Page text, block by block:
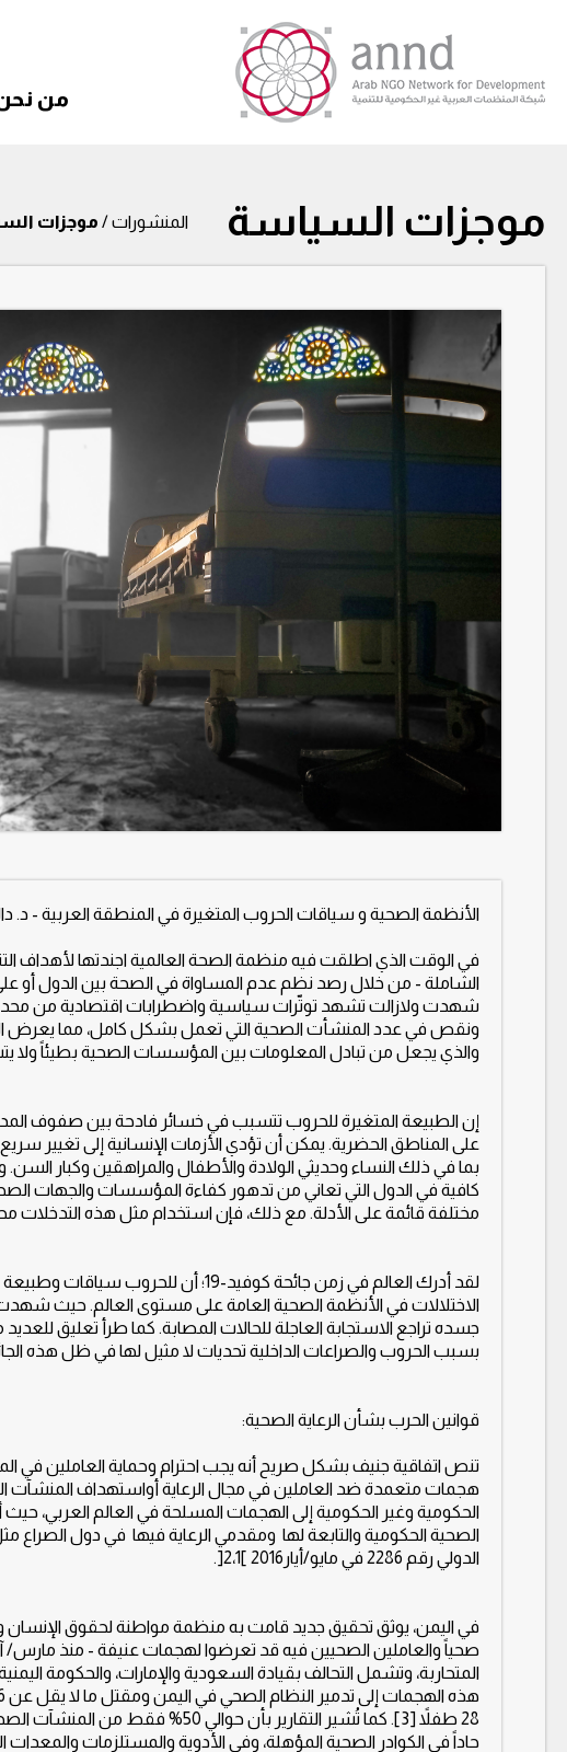
من
موجزات السياسة المنشورات / موجزات
الأنظمة الصحية و سياقات الحروب المتغيرة في المنطقة العربية - د.
شهدت ولازالت تشهد توتّرات سياسية واضطرابات اقتصادية من
ونقص في عدد المنشأت الصحية التي تعمل بشكل كامل، مما يعرض
والذي يجعل من تبادل المعلومات بين المؤسسات الصحية بطيئاً ولا
إن الطبيعة المتغيرة للحروب تتسبب في خسائر فادحة بين صفوف
على المناطق الحضرية. يمكن أن تؤدي الأزمات الإنسانية إلى تغيير
بما في ذلك النساء وحديثي الولادة والأطفال والمراهقين وكبار السن.
كافية في الدول التي تعاني من تدهور كفاءة المؤسسات والجهات
مختلفة قائمة على الأدلة. مع ذلك، فإن استخدام مثل هذه التدخلات
الاختلالات في الأنظمة الصحية العامة على مستوى العالم. حيث
جسده تراجع الاستجابة العاجلة للحالات المصابة. كما طرأ تعليق
بسبب الحروب والصراعات الداخلية تحديات لا مثيل لها في ظل هذه
قوانين الحرب بشأن الرعاية الصحية:
تنص اتفاقية جنيف بشكل صريح أنه يجب احترام وحماية العاملين في
هجمات متعمدة ضد العاملين في مجال الرعاية أواستهداف المنشآت
الحكومية وغير الحكومية إلى الهجمات المسلحة في العالم العربي،
الصحية الحكومية والتابعة لها ومقدمي الرعاية فيها في دول الصراع
الدولي رقم 2286 في مايو/أيار2016 ]2،1[.
المتحاربة، وتشمل التحالف بقيادة السعودية والإمارات، والحكومة
28 طفلاً [3]. كما تُشير التقارير بأن
حاداً في الكوادر الصحية المؤهلة، وفي الأدوية والمستلزمات والمعدات